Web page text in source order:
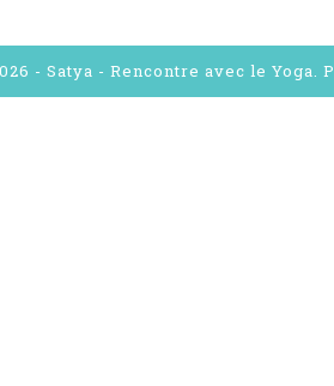
- Satya - Rencontre avec le Yoga.